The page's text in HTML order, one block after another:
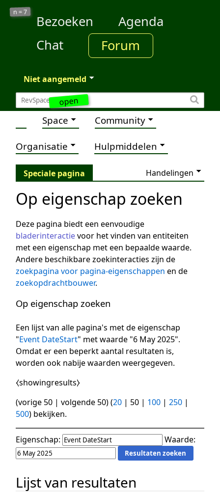
open
n =7
Bezoeken
Agenda
Chat
Forum
Niet aangemeld
Space Community
Organisatie Hulpmiddelen
Speciale pagina Handelingen
Op eigenschap zoeken
Deze pagina biedt een eenvoudige
bladerinteractievoor het vinden van entiteiten
met een eigenschap met een bepaalde waarde.
Andere beschikbare zoekinteracties zijn de
zoekpagina voor pagina-eigenschappen en de
zoekopdrachtbouwer.
Op eigenschap zoeken
Een lijst van alle pagina's met de eigenschap
"Event DateStart" met waarde "6 May 2025".
Omdat er een beperkt aantal resultaten is,
worden ook nabije waarden weergegeven.
⧼showingresults⧽
(vorige 50 | volgende 50) (20 | 50 | 100 | 250 |
500) bekijken.
Eigenschap: Waarde:
Lijst van resultaten